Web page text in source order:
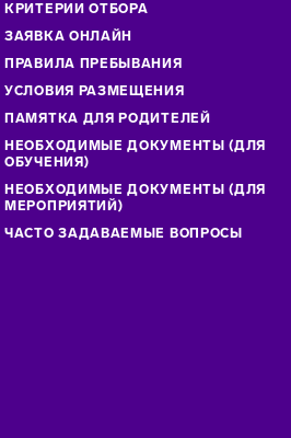
КРИТЕРИИ ОТБОРА
ЗАЯВКА ОНЛАЙН
ПРАВИЛА ПРЕБЫВАНИЯ
УСЛОВИЯ РАЗМЕЩЕНИЯ
ПАМЯТКА ДЛЯ РОДИТЕЛЕЙ
НЕОБХОДИМЫЕ ДОКУМЕНТЫ (ДЛЯ
ОБУЧЕНИЯ)
НЕОБХОДИМЫЕ ДОКУМЕНТЫ (ДЛЯ
МЕРОПРИЯТИЙ)
ЧАСТО ЗАДАВАЕМЫЕ ВОПРОСЫ